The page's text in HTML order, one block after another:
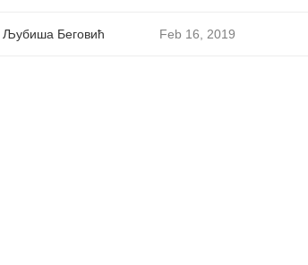
Љубиша Беговић Feb 16, 2019